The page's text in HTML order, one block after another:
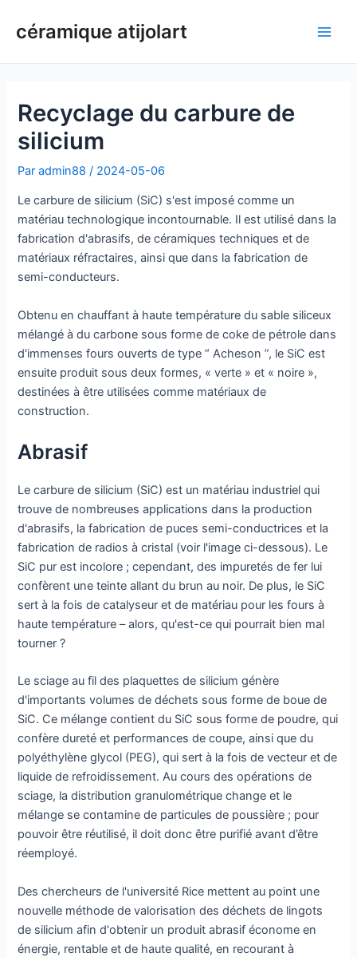
céramique atijolart
Recyclage du carbure de
silicium
Paradmin88/ 2024-05-06
Le carbure de silicium (SiC) s'est imposé comme un
matériau technologique incontournable. Il est utilisé dans la
fabrication d'abrasifs, de céramiques techniques et de
matériaux réfractaires, ainsi que dans la fabrication de
semi-conducteurs.
Obtenu en chauffant à haute température du sable siliceux
mélangé à du carbone sous forme de coke de pétrole dans
d'immenses fours ouverts de type “ Acheson ”, le SiC est
ensuite produit sous deux formes, « verte » et « noire »,
destinées à être utilisées comme matériaux de
construction.
Abrasif
Le carbure de silicium (SiC) est un matériau industriel qui
trouve de nombreuses applications dans la production
d'abrasifs, la fabrication de puces semi-conductrices et la
fabrication de radios à cristal (voir l'image ci-dessous). Le
SiC pur est incolore ; cependant, des impuretés de fer lui
confèrent une teinte allant du brun au noir. De plus, le SiC
sert à la fois de catalyseur et de matériau pour les fours à
haute température – alors, qu'est-ce qui pourrait bien mal
tourner ?
Le sciage au fil des plaquettes de silicium génère
d'importants volumes de déchets sous forme de boue de
SiC. Ce mélange contient du SiC sous forme de poudre, qui
confère dureté et performances de coupe, ainsi que du
polyéthylène glycol (PEG), qui sert à la fois de vecteur et de
liquide de refroidissement. Au cours des opérations de
sciage, la distribution granulométrique change et le
mélange se contamine de particules de poussière ; pour
pouvoir être réutilisé, il doit donc être purifié avant d’être
réemployé.
Des chercheurs de l'université Rice mettent au point une
nouvelle méthode de valorisation des déchets de lingots
de silicium afin d'obtenir un produit abrasif économe en
énergie, rentable et de haute qualité, en recourant à